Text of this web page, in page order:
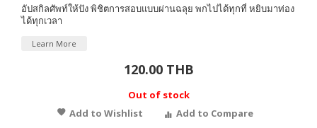
อัปสกิลศัพท์ให้ปัง พิชิตการสอบแบบผ่านฉลุย พกไปได้ทุกที่ หยิบมาท่อง
ได้ทุกเวลา
Learn More
120.00 THB
Out of stock
Add to Wishlist
Add to Compare